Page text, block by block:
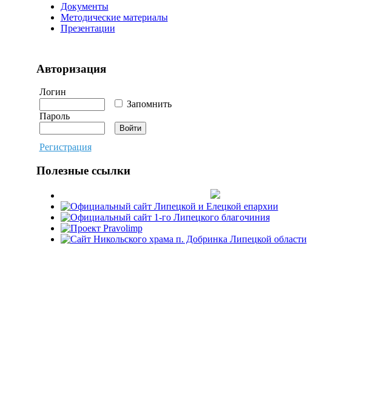
Документы
Методические материалы
Презентации
Авторизация
Логин
Запомнить
Пароль
Регистрация
Полезные ссылки